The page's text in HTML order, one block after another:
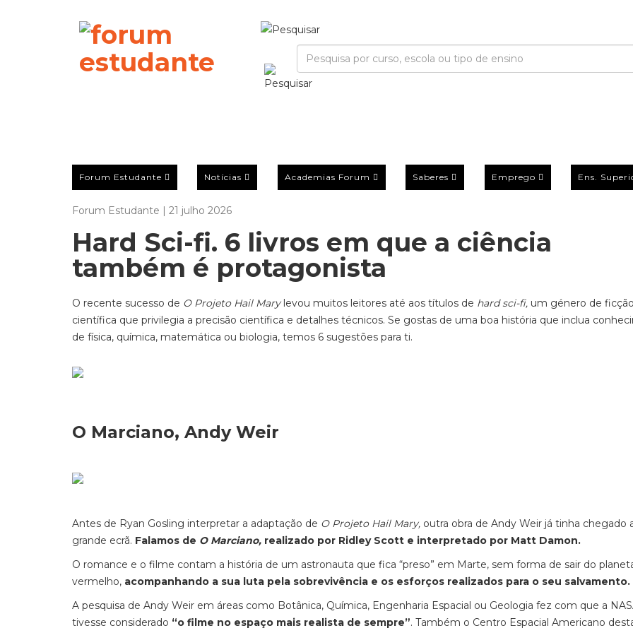
Forum Estudante Notícias Academias Forum Saberes Emprego Ens.
Forum Estudante | 21 julho 2026
Hard Sci-fi. 6 livros em que a ciência
também é protagonista
O recente sucesso de O Projeto Hail Mary levou muitos leitores até aos títulos de hard sci-fi, um género de ficção
científica que privilegia a precisão científica e detalhes técnicos. Se gostas de uma boa história que inclua
de física, química, matemática ou biologia, temos 6 sugestões para ti.
O Marciano, Andy Weir
Antes de Ryan Gosling interpretar a adaptação de O Projeto Hail Mary, outra obra de Andy Weir já tinha chegado
grande ecrã. Falamos de O Marciano, realizado por Ridley Scott e interpretado por Matt Damon.
O romance e o filme contam a história de um astronauta que fica “preso” em Marte, sem forma de sair do
vermelho, acompanhando a sua luta pela sobrevivência e os esforços realizados para o seu salvamento.
A pesquisa de Andy Weir em áreas como Botânica, Química, Engenharia Espacial ou Geologia fez com que a
tivesse considerado “o filme no espaço mais realista de sempre”. Também o Centro Espacial Americano